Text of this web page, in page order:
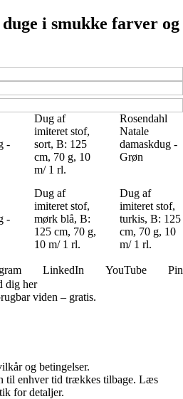
i smukke farver og
-
Dug af
imiteret stof,
sort, B: 125
cm, 70 g, 10
m/ 1 rl.
Rosendahl
Natale
damaskdug -
Grøn
-
Dug af
imiteret stof,
mørk blå, B:
125 cm, 70 g,
10 m/ 1 rl.
Dug af
imiteret stof,
turkis, B: 125
cm, 70 g, 10
m/ 1 rl.
LinkedIn YouTube
dig her
viden – gratis.
og betingelser.
til enhver tid trækkes tilbage. Læs
for detaljer.